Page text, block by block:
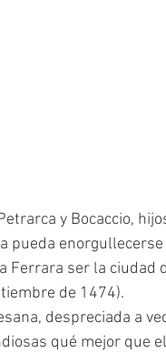
pueda
Ferrara ser la
de 1474).
qué mejor que el